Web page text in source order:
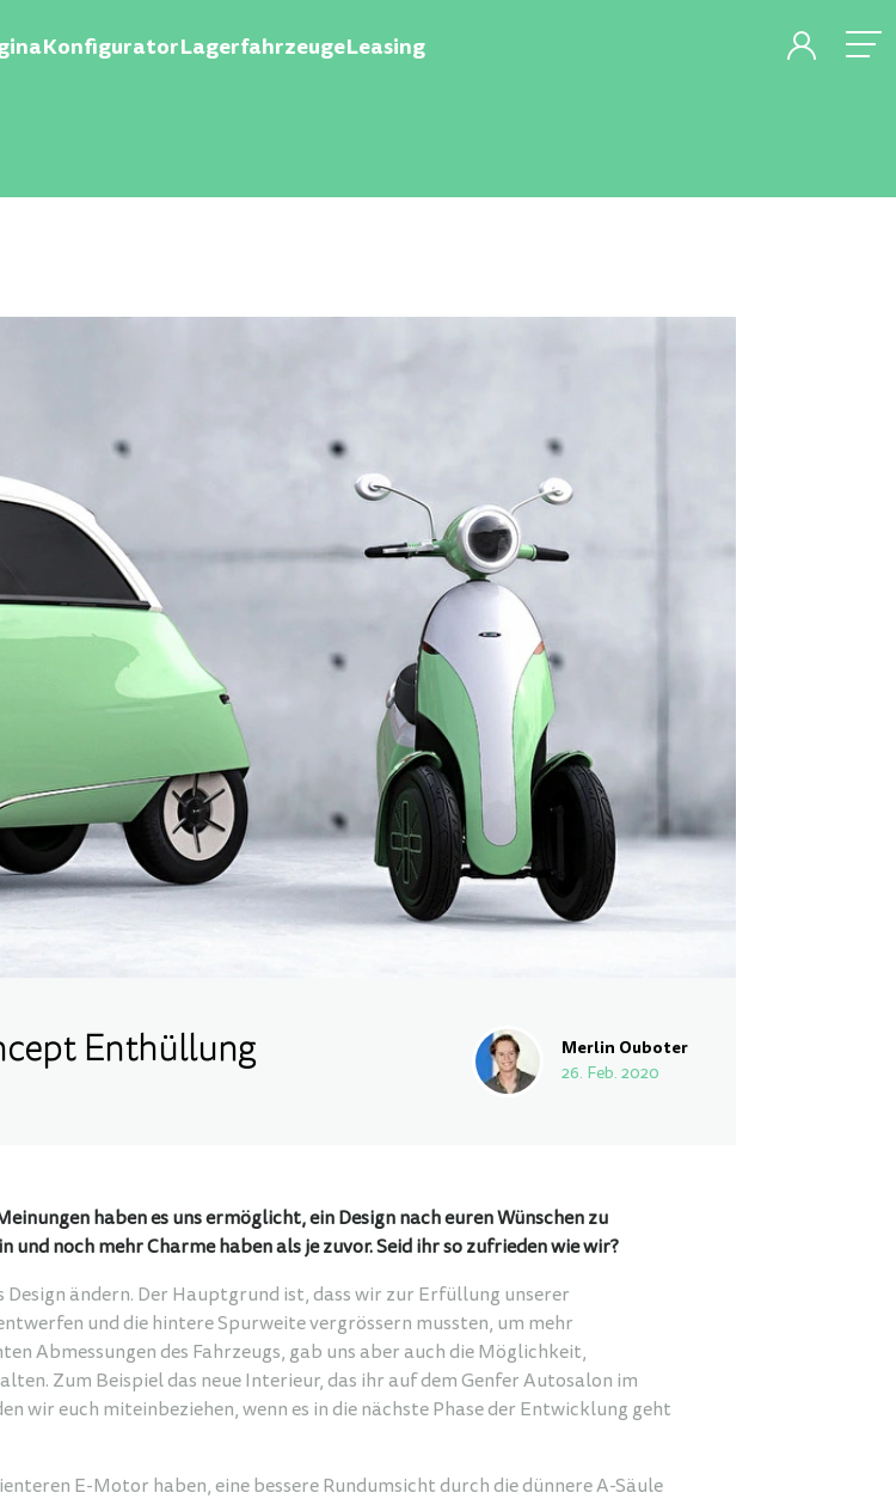
Konfigurator Lagerfahrzeuge Leasing
Enthüllung
Merlin Ouboter
26. Feb. 2020
haben es uns ermöglicht, ein Design nach euren Wünschen zu
noch mehr Charme haben als je zuvor. Seid ihr so zufrieden wie wir?
ändern. Der Hauptgrund ist, dass wir zur Erfüllung unserer
und die hintere Spurweite vergrössern mussten, um mehr
Abmessungen des Fahrzeugs, gab uns aber auch die Möglichkeit,
Zum Beispiel das neue Interieur, das ihr auf dem Genfer Autosalon im
wir euch miteinbeziehen, wenn es in die nächste Phase der Entwicklung geht
E-Motor haben, eine bessere Rundumsicht durch die dünnere A-Säule